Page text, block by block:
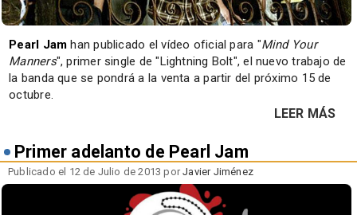
Pearl Jam han publicado el vídeo oficial para "Mind Your
Manners", primer single de "Lightning Bolt", el nuevo trabajo de
la banda que se pondrá a la venta a partir del próximo 15 de
octubre.
LEER MÁS
Primer adelanto de Pearl Jam
Publicado el 12 de Julio de 2013 porJavier Jiménez